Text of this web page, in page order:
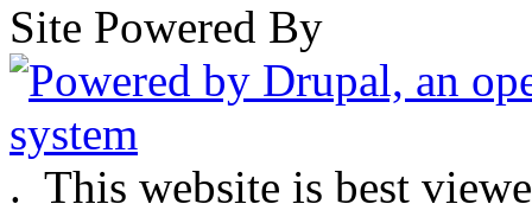
Site Powered By
. This website is best